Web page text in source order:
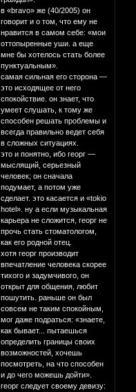
в «bravo» же (40/2005) он
говорит и о том, что ему не
нравится в самом себе: «мои
оттопыренные уши. а еще
мне бы хотелось стать более
пунктуальным».
самая сильная его сторона —
это исходящее от него
спокойствие. он знает, что
умеет слушать, к тому же
способен решать проблемы и
всегда правильно ведет себя
в сложных ситуациях.
это и понятно, ибо георг —
мыслящий, серьезный
человек; он сначала
подумает, а потом уже
сделает. это касается и «tokio
hotel». ну а если музыкальная
карьера не сложится, георг не
прочь стать стоматологом,
как его родной отец.
хотя георг производит
впечатление человека скорее
тихого и задумчивого, он
открыт для общения, любит
пошутить. раньше он был
совсем не таким спокойным,
мог даже подраться: «знаете,
как бывает... пытаешься
определить границы своих
возможностей, хочешь
посмотреть, на что способен
и до чего можешь дойти».
георг следует своему девизу: